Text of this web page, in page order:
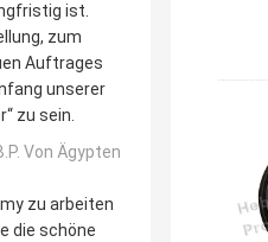
ist.
zum
Auftrages
unserer
zu sein.
Von Ägypten
zu arbeiten
die schöne